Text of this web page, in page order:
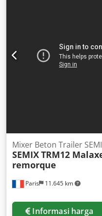
Paris 11.645 km
Mixer Beton Trailer
SEMIXTRM12
remorque
Informasi harga